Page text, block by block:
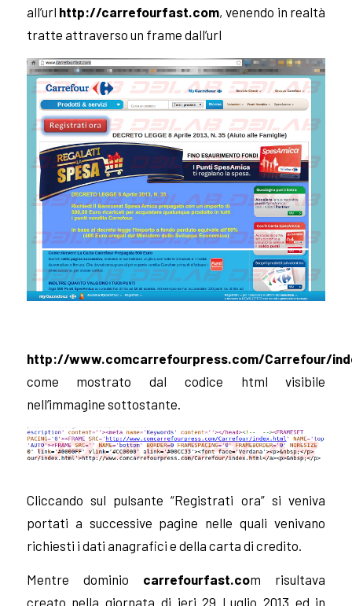
all’url http://carrefourfast.com, venendo in realtà
tratte attraverso un frame dall’url
http://www.comcarrefourpress.com/Carrefour/
come mostrato dal codice html visibile
nell’immagine sottostante.
Cliccando sul pulsante “Registrati ora” si veniva
portati a successive pagine nelle quali venivano
richiesti i dati anagrafici e della carta di credito.
Mentre dominio carrefourfast.com risultava
creato nella giornata di ieri 29 Luglio 2013 ed in